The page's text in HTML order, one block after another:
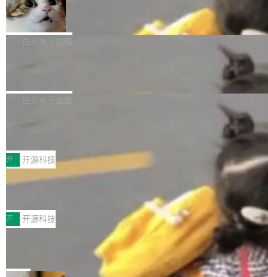
ceXAI的资金消耗速度尤为引人瞩目。然而，支
撑庞大支出的资金来源却呈现出截然不同的面
貌。数据显示，微软和 Meta 主要依托充沛的经
你可以用 curl -fsSL https://dev.meta.ai/install.
sh | bash 安装一个能在大项目里自动规划、写
代码、验证结果的 AI 终端工具。 据介绍，Muse
个主 agent 循环，外加一组后台 agent。这些后
美团开源 LoHoSearch，用知识图谱校
准 AI 能力认知
机器出题的前提，是让机器拥有全局视野。整个
构建流程可以分为四个环节：建图 → 控制难度
白开水不加糖
库，并将作为transport接入Mooncake TENT。
MPComm将作为一种传输引擎接入Mooncake T
ENT，实现零拷贝传输性能提升30%、非零拷贝
传输性能最高提升5倍。UCL-MPComm底层基
于自研UCL-Engine通信引擎，后续腾讯网平将
持续开源更多基于UCL-Engine的高性能通信组
件。 腾讯网平团队在UCL-MPComm中实现了一
个独立于业务线程的全局通信引擎（Engine），
白开水不加糖
型案例入选名单》，深信服“面向企业研发场景的
开源 AI 编程平台 CoStrict 应用”凭借卓越的技术
创新与落地成效成功入选。 全链路私有化部署，
助力企业AI研发安全落地 当前，越来越多企业已
经开始引入 AI Coding 工具，通过调用公有云模
型或企业内部部署模型提升研发效率。但随着 AI
Coding 从个人辅助工具逐步走向团队级、组织
级应用，企业在规模化落地过程中，对安全性、
可控性和代码质量提出了更高要求。 首先是数据
开 开源科技
深信服AI算力网关入选工信部人工智能
前不久，工业和信息化部正式发布《2025年人工
智能应用典型案例名单》，集中展示人工智能在
各领域的应用成果，覆盖技术底座、行业赋能、
产品应用、支撑保障、专题等五大方向。深信服
AI算力网关（AI创新平台）成功入选！ 随着各行
各业的Agent走向规模化建设，算力构成形态逐
开 开源科技
Jeff Dean 离开 Google：一个时代的结
束，一个实验室的开始
Google 员工编号 20。MapReduce 作者之一。